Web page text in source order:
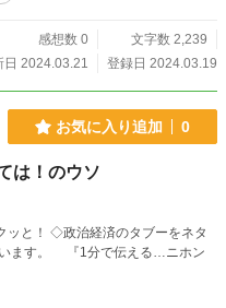
感想数 0
文字数 2,239
日 2024.03.21
登録日 2024.03.19
お気に入り追加 0
は！のウソ
と！ ◇政治経済のタブーをネタ